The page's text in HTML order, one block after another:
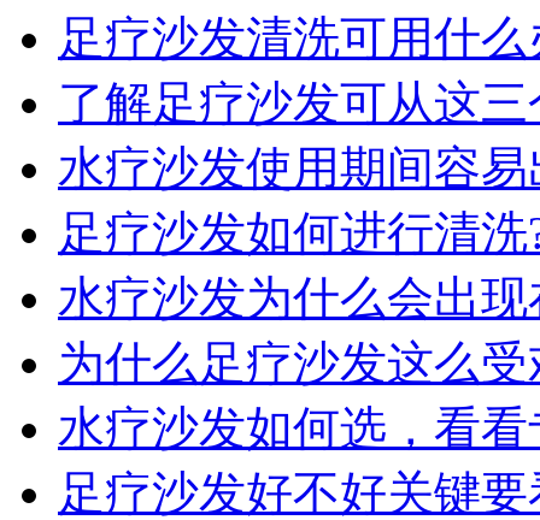
足疗沙发清洗可用什
了解足疗沙发可从这
水疗沙发使用期间容
足疗沙发如何进行清洗
水疗沙发为什么会出
为什么足疗沙发这么受
水疗沙发如何选，看
足疗沙发好不好关键